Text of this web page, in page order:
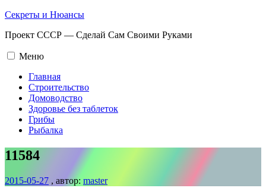
Промотать
содержимому.
Секреты и Нюансы
Проект СССР — Сделай Сам Своими Руками
Меню
Главная
Строительство
Домоводство
Здоровье без таблеток
Грибы
Рыбалка
11584
2015-05-27 , автор: master